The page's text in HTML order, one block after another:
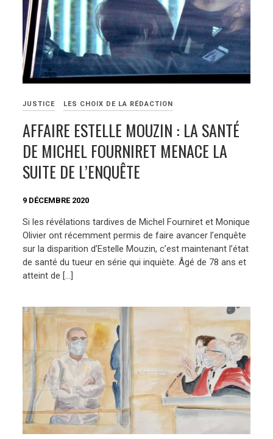
JUSTICE LES CHOIX DE LA RÉDACTION
AFFAIRE ESTELLE MOUZIN : LA SANTÉ
DE MICHEL FOURNIRET MENACE LA
SUITE DE L’ENQUÊTE
9 DÉCEMBRE 2020
Si les révélations tardives de Michel Fourniret et Monique
Olivier ont récemment permis de faire avancer l’enquête
sur la disparition d’Estelle Mouzin, c’est maintenant l’état
de santé du tueur en série qui inquiète. Âgé de 78 ans et
atteint de […]